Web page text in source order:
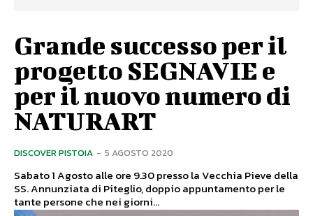
Grande successo per il
progetto SEGNAVIE e
per il nuovo numero di
NATURART
DISCOVER PISTOIA - 5 AGOSTO 2020
Sabato 1 Agosto alle ore 9.30 presso la Vecchia Pieve della
SS. Annunziata di Piteglio, doppio appuntamento per le
tante persone che nei giorni...